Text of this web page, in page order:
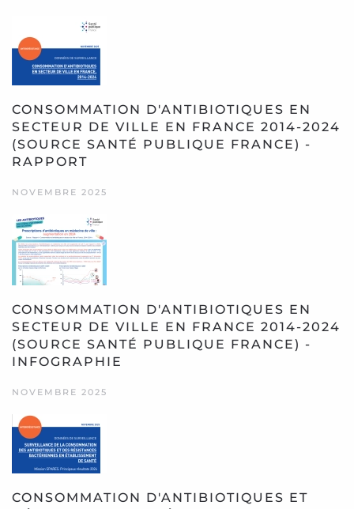
CONSOMMATION D'ANTIBIOTIQUES EN
SECTEUR DE VILLE EN FRANCE 2014-2024
(SOURCE SANTÉ PUBLIQUE FRANCE) -
RAPPORT
NOVEMBRE 2025
CONSOMMATION D'ANTIBIOTIQUES EN
SECTEUR DE VILLE EN FRANCE 2014-2024
(SOURCE SANTÉ PUBLIQUE FRANCE) -
INFOGRAPHIE
NOVEMBRE 2025
CONSOMMATION D'ANTIBIOTIQUES ET